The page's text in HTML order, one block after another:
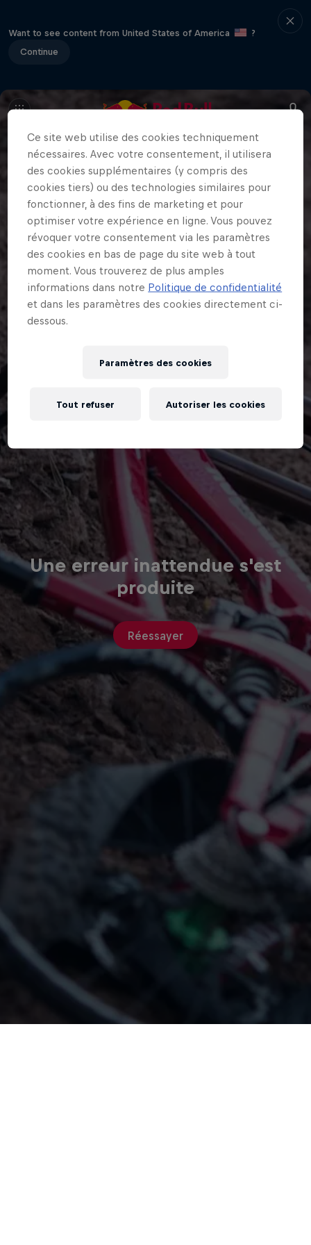
Want to see content from United States of America
?
Continue
Une erreur inattendue s'est
produite
Réessayer
Ce site web utilise des cookies techniquement
nécessaires. Avec votre consentement, il utilisera
des cookies supplémentaires (y compris des
cookies tiers) ou des technologies similaires pour
fonctionner, à des fins de marketing et pour
optimiser votre expérience en ligne. Vous pouvez
révoquer votre consentement via les paramètres
des cookies en bas de page du site web à tout
moment. Vous trouverez de plus amples
informations dans notre Politique de confidentialité
et dans les paramètres des cookies directement ci-
dessous.
Paramètres des cookies
Tout refuser Autoriser les cookies